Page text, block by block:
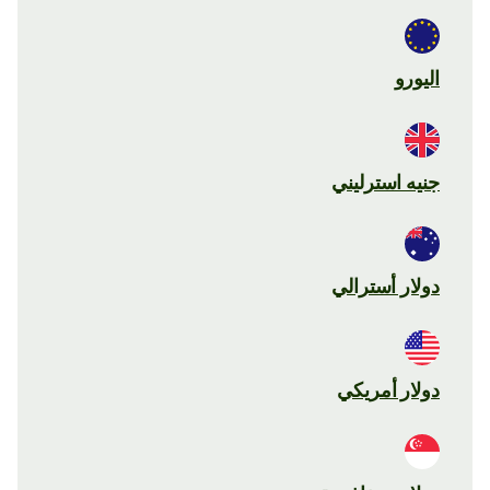
اليورو
جنيه استرليني
دولار أسترالي
دولار أمريكي